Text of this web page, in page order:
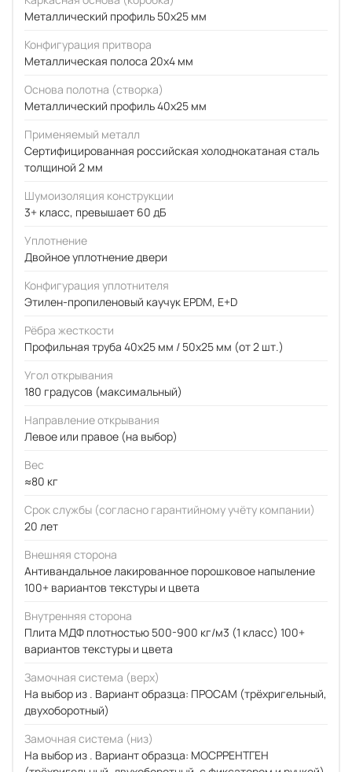
Металлический профиль 50x25 мм
Конфигурация притвора
Металлическая полоса 20x4 мм
Основа полотна (створка)
Металлический профиль 40x25 мм
Применяемый металл
Сертифицированная российская холоднокатаная сталь
толщиной 2 мм
Шумоизоляция конструкции
3+ класс, превышает 60 дБ
Уплотнение
Двойное уплотнение двери
Конфигурация уплотнителя
Этилен-пропиленовый каучук EPDM, E+D
Рёбра жесткости
Профильная труба 40х25 мм / 50x25 мм (от 2 шт.)
Угол открывания
180 градусов (максимальный)
Направление открывания
Левое или правое (на выбор)
Вес
≈80 кг
Срок службы (согласно гарантийному учёту компании)
20 лет
Внешняя сторона
Антивандальное лакированное порошковое напыление
100+ вариантов текстуры и цвета
Внутренняя сторона
Плита МДФ плотностью 500-900 кг/м3 (1 класс) 100+
вариантов текстуры и цвета
Замочная система (верх)
На выбор из . Вариант образца: ПРОСАМ (трёхригельный,
двухоборотный)
Замочная система (низ)
На выбор из . Вариант образца: МОСРРЕНТГЕН